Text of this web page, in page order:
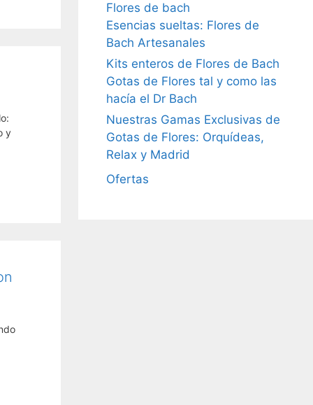
y
Flores de bach
Esencias sueltas: Flores de
Bach Artesanales
Kits enteros de Flores de Bach
Gotas de Flores tal y como las
hacía el Dr Bach
Nuestras Gamas Exclusivas de
Gotas de Flores: Orquídeas,
Relax y Madrid
Ofertas